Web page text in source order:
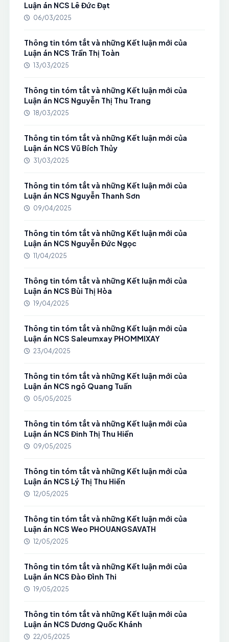
Luận án NCS Lê Đức Đạt
06/03/2025
Thông tin tóm tắt và những Kết luận mới của
Luận án NCS Trần Thị Toàn
13/03/2025
Thông tin tóm tắt và những Kết luận mới của
Luận án NCS Nguyễn Thị Thu Trang
18/03/2025
Thông tin tóm tắt và những Kết luận mới của
Luận án NCS Vũ Bích Thủy
31/03/2025
Thông tin tóm tắt và những Kết luận mới của
Luận án NCS Nguyễn Thanh Sơn
09/04/2025
Thông tin tóm tắt và những Kết luận mới của
Luận án NCS Nguyễn Đức Ngọc
11/04/2025
Thông tin tóm tắt và những Kết luận mới của
Luận án NCS Bùi Thị Hòa
19/04/2025
Thông tin tóm tắt và những Kết luận mới của
Luận án NCS Saleumxay PHOMMIXAY
23/04/2025
Thông tin tóm tắt và những Kết luận mới của
Luận án NCS ngô Quang Tuấn
05/05/2025
Thông tin tóm tắt và những Kết luận mới của
Luận án NCS Đinh Thị Thu Hiền
09/05/2025
Thông tin tóm tắt và những Kết luận mới của
Luận án NCS Lý Thị Thu Hiền
12/05/2025
Thông tin tóm tắt và những Kết luận mới của
Luận án NCS Weo PHOUANGSAVATH
12/05/2025
Thông tin tóm tắt và những Kết luận mới của
Luận án NCS Đào Đình Thi
19/05/2025
Thông tin tóm tắt và những Kết luận mới của
Luận án NCS Dương Quốc Khánh
22/05/2025